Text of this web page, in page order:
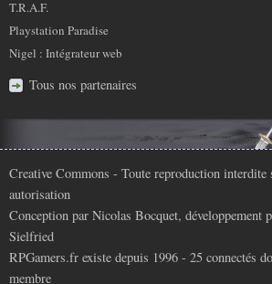
T.R.A.F.
Playstation Paradise
Nigel : Intégrateur web
Tous nos partenaires
Infos
légales
Creative Commons - Toute reproduction interdite
autorisation
Conception par Nicolas Bocquet, développement
Sielfried
RPGamers.fr existe depuis 1996 - 25 connectés
membre